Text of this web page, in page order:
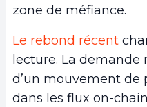
zone de méfiance.
Le rebond récent
lecture. La
d’un mouvement de
dans les flux on-